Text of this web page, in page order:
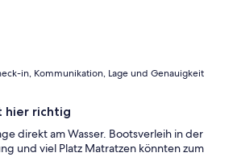
in, Kommunikation, Lage und Genauigkeit
hier richtig
direkt am Wasser. Bootsverleih in der
und viel Platz Matratzen könnten zum